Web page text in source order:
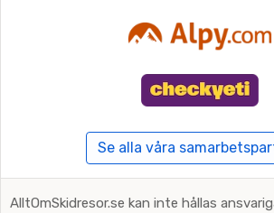
Se alla våra
AlltOmSkidresor.se kan inte hållas